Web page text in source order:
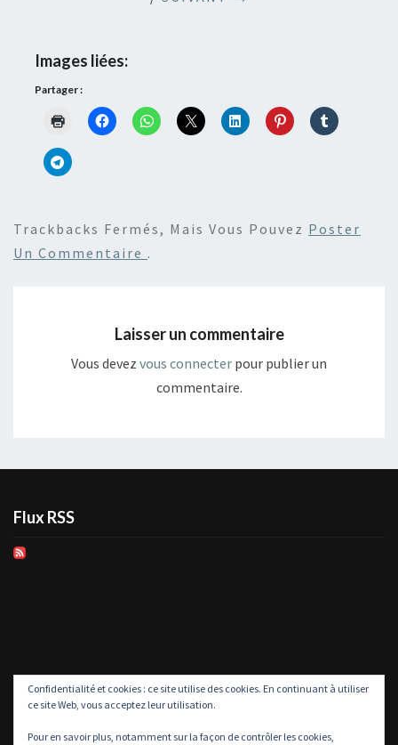
Images liées:
Partager :
Trackbacks Fermés, Mais Vous Pouvez Poster
Un Commentaire .
Laisser un commentaire
Vous devez vous connecter pour publier un
commentaire.
Flux RSS
Confidentialité et cookies : ce site utilise des cookies. En continuant à utiliser
ce site Web, vous acceptez leur utilisation.
Pour en savoir plus, notamment sur la façon de contrôler les cookies,